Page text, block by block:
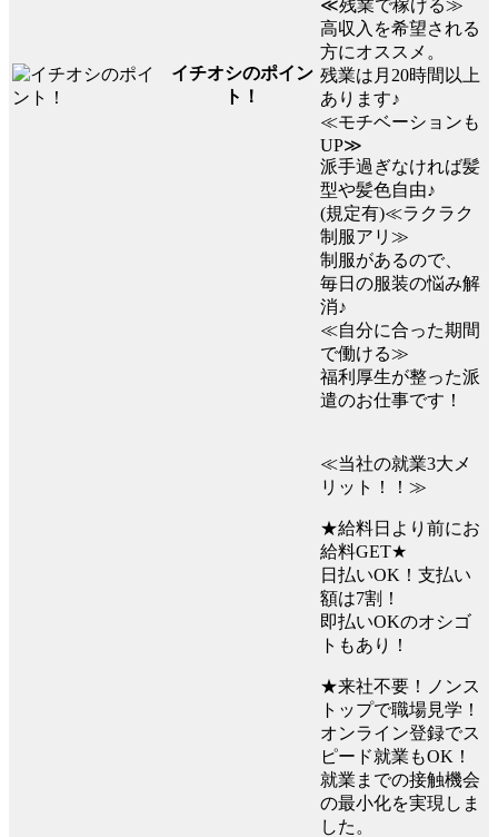
イチオシのポイン
ト！
≪残業で稼げる≫
高収入を希望される
方にオススメ。
残業は月20時間以上
あります♪
≪モチベーションも
UP≫
派手過ぎなければ髪
型や髪色自由♪
(規定有)≪ラクラク
制服アリ≫
制服があるので、
毎日の服装の悩み解
消♪
≪自分に合った期間
で働ける≫
福利厚生が整った派
遣のお仕事です！
≪当社の就業3大メ
リット！！≫
★給料日より前にお
給料GET★
日払いOK！支払い
額は7割！
即払いOKのオシゴ
トもあり！
★来社不要！ノンス
トップで職場見学！
オンライン登録でス
ピード就業もOK！
就業までの接触機会
の最小化を実現しま
した。